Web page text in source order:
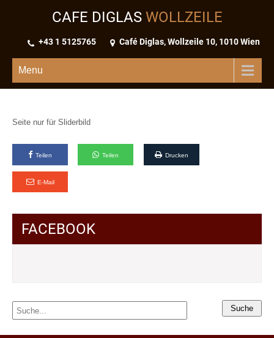
CAFE DIGLAS WOLLZEILE
+43 1 5125765 Café Diglas, Wollzeile 10, 1010 Wien
Menu
Seite nur für Sliderbild
Teilen Teilen Drucken
E-Mail
FACEBOOK